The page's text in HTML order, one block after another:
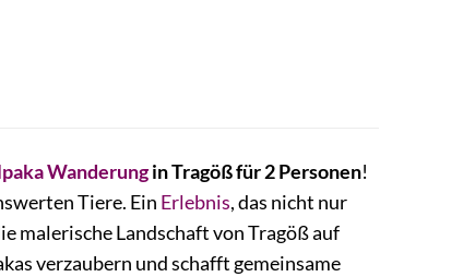
Wanderungin Tragöß für 2 Personen!
Tiere. Ein Erlebnis, das nicht nur
malerische Landschaft von Tragöß auf
verzaubern und schafft gemeinsame